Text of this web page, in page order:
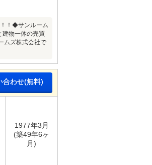
！◆サンルーム
物一体の売買
ムズ株式会社で
合わせ(無料)
1977年3月
(築49年6ヶ
月)